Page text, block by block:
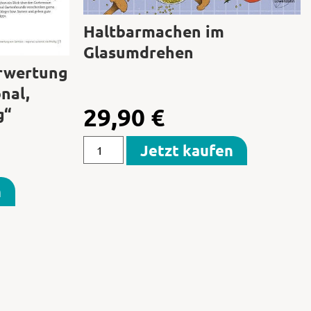
Haltbarmachen im
Glasumdrehen
29,90 €
Jetzt kaufen